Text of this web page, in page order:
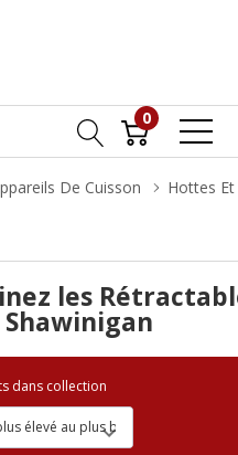
0
De Cuisson
Hottes Et
les
dans collection